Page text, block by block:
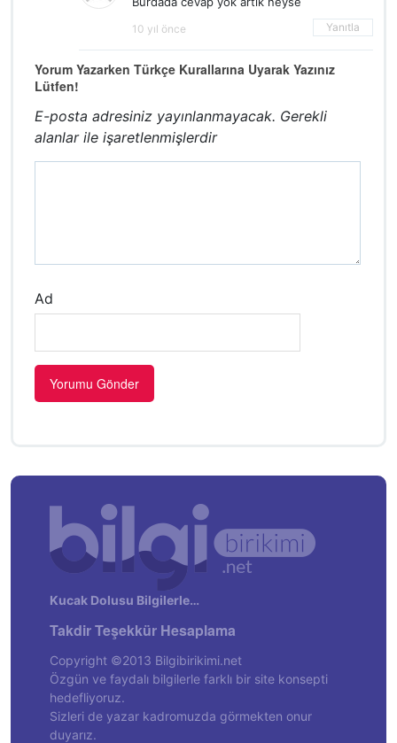
10 yıl önce Yanıtla
Yorum Yazarken Türkçe Kurallarına Uyarak Yazınız
Lütfen!
E-posta adresiniz yayınlanmayacak. Gerekli
alanlar ile işaretlenmişlerdir
Ad
Kucak Dolusu Bilgilerle…
Takdir Teşekkür Hesaplama
Copyright ©2013 Bilgibirikimi.net
Özgün ve faydalı bilgilerle farklı bir site konsepti
hedefliyoruz.
Sizleri de yazar kadromuzda görmekten onur
duyarız.